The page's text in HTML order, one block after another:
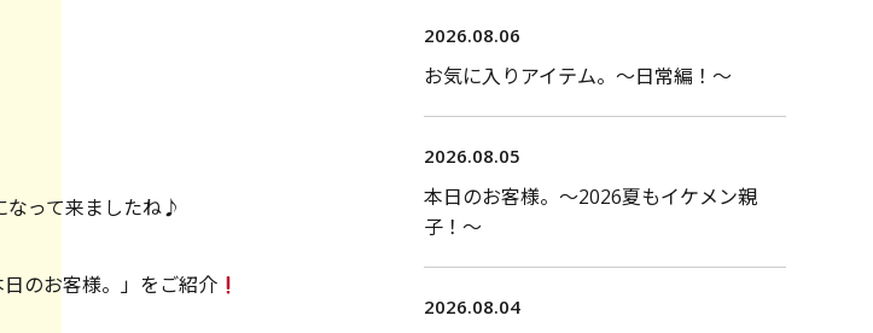
なって来ましたね♪
のお客様。」をご紹介
2026.08.06
お気に入りアイテム。〜日常編！〜
2026.08.05
本日のお客様。〜2026夏もイケメン親
子！〜
2026.08.04